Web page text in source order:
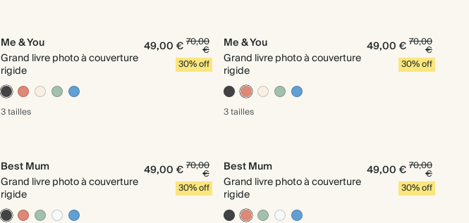
Me & You
Grand livre photo à couverture
rigide
49,00 €70,00
€
30% off
3 tailles
Me & You
Grand livre photo à couverture
rigide
49,00 €70,00
€
30% off
3 tailles
Best Mum
Grand livre photo à couverture
rigide
49,00 €70,00
€
30% off
Best Mum
Grand livre photo à couverture
rigide
49,00 €70,00
€
30% off